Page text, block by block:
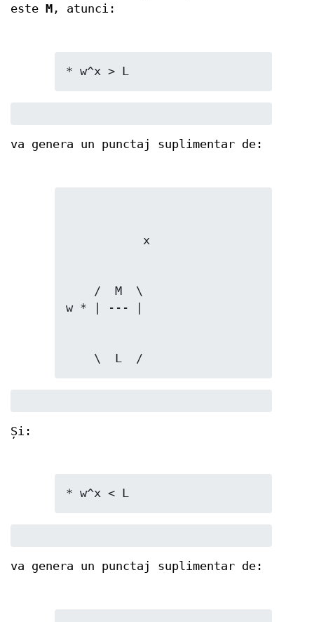
este
M , atunci:
* w^x > L
va genera un punctaj suplimentar de:
    \  L  /
Și:
* w^x < L
va genera un punctaj suplimentar de: